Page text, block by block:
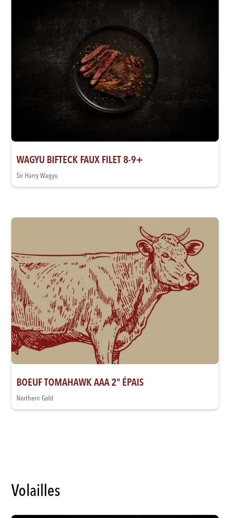
WAGYU BIFTECK FAUX FILET 8-9+
Sir Harry Wagyu
BOEUF TOMAHAWK AAA 2" ÉPAIS
Northern Gold
Volailles